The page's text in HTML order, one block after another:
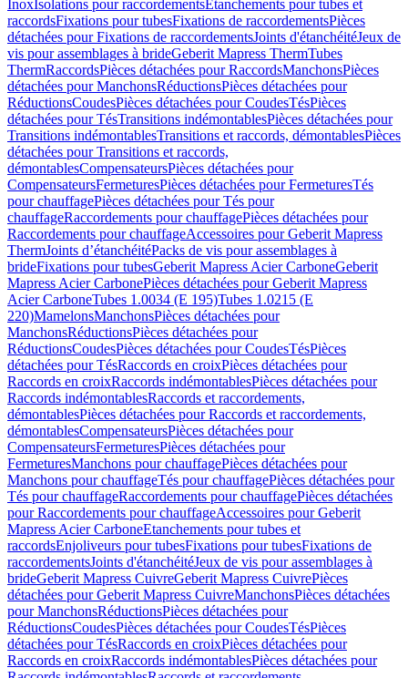
InoxIsolations pour raccordementsEtanchements pour tubes et
raccordsFixations pour tubesFixations de raccordementsPièces
détachées pour Fixations de raccordementsJoints d'étanchéitéJeux de
vis pour assemblages à brideGeberit Mapress ThermTubes
ThermRaccordsPièces détachées pour RaccordsManchonsPièces
détachées pour ManchonsRéductionsPièces détachées pour
RéductionsCoudesPièces détachées pour CoudesTésPièces
détachées pour TésTransitions indémontablesPièces détachées pour
Transitions indémontablesTransitions et raccords, démontablesPièces
détachées pour Transitions et raccords,
démontablesCompensateursPièces détachées pour
CompensateursFermeturesPièces détachées pour FermeturesTés
pour chauffagePièces détachées pour Tés pour
chauffageRaccordements pour chauffagePièces détachées pour
Raccordements pour chauffageAccessoires pour Geberit Mapress
ThermJoints d’étanchéitéPacks de vis pour assemblages à
brideFixations pour tubesGeberit Mapress Acier CarboneGeberit
Mapress Acier CarbonePièces détachées pour Geberit Mapress
Acier CarboneTubes 1.0034 (E 195)Tubes 1.0215 (E
220)MamelonsManchonsPièces détachées pour
ManchonsRéductionsPièces détachées pour
RéductionsCoudesPièces détachées pour CoudesTésPièces
détachées pour TésRaccords en croixPièces détachées pour
Raccords en croixRaccords indémontablesPièces détachées pour
Raccords indémontablesRaccords et raccordements,
démontablesPièces détachées pour Raccords et raccordements,
démontablesCompensateursPièces détachées pour
CompensateursFermeturesPièces détachées pour
FermeturesManchons pour chauffagePièces détachées pour
Manchons pour chauffageTés pour chauffagePièces détachées pour
Tés pour chauffageRaccordements pour chauffagePièces détachées
pour Raccordements pour chauffageAccessoires pour Geberit
Mapress Acier CarboneEtanchements pour tubes et
raccordsEnjoliveurs pour tubesFixations pour tubesFixations de
raccordementsJoints d'étanchéitéJeux de vis pour assemblages à
brideGeberit Mapress CuivreGeberit Mapress CuivrePièces
détachées pour Geberit Mapress CuivreManchonsPièces détachées
pour ManchonsRéductionsPièces détachées pour
RéductionsCoudesPièces détachées pour CoudesTésPièces
détachées pour TésRaccords en croixPièces détachées pour
Raccords en croixRaccords indémontablesPièces détachées pour